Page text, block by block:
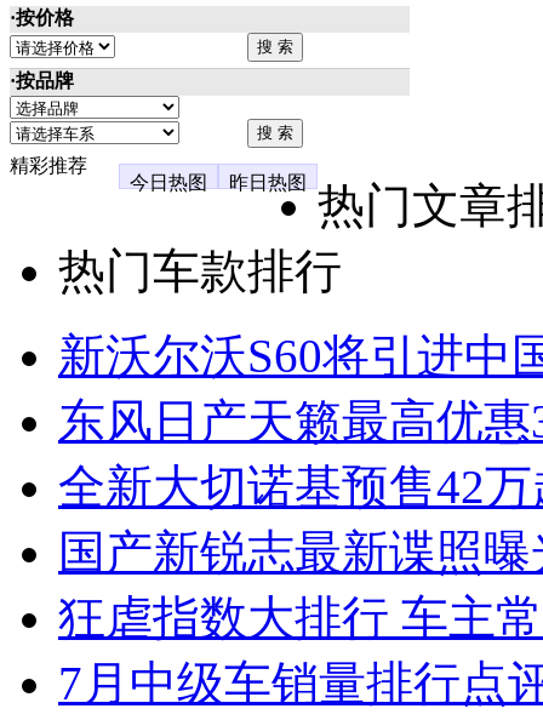
·按价格
·按品牌
精彩推荐
今日热图
昨日热图
热门文章
热门车款排行
新沃尔沃S60将引进中
东风日产天籁最高优
全新大切诺基预售42
国产新锐志最新谍照
狂虐指数大排行 车主
7月中级车销量排行点